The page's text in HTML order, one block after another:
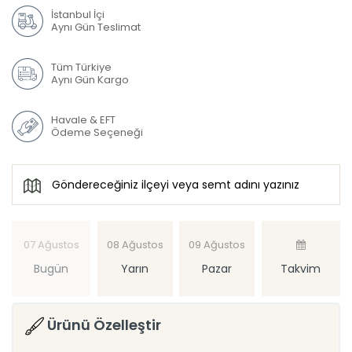
İstanbul İçi
Aynı Gün Teslimat
Tüm Türkiye
Aynı Gün Kargo
Havale & EFT
Ödeme Seçeneği
07 Ağustos
Bugün
08 Ağustos
Yarın
09 Ağustos
Pazar Takvim
Ürünü Özelleştir